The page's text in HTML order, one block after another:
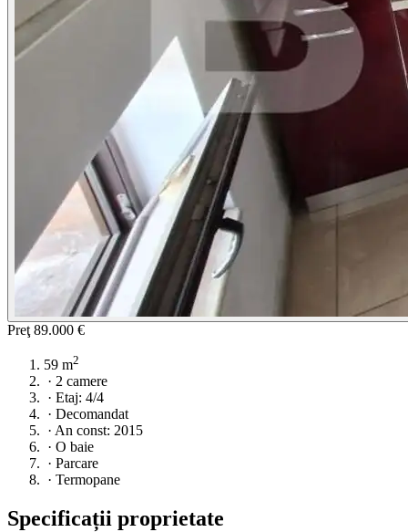
Preţ 89.000 €
59 m2
· 2 camere
· Etaj: 4/4
· Decomandat
· An const: 2015
· O baie
· Parcare
· Termopane
Specificații proprietate